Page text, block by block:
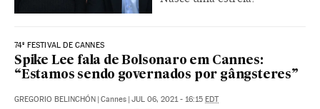
74º FESTIVAL DE CANNES
Spike Lee fala de Bolsonaro em Cannes:
“Estamos sendo governados por gângsteres”
GREGORIO BELINCHÓN | Cannes | JUL 06, 2021 - 16:15 EDT